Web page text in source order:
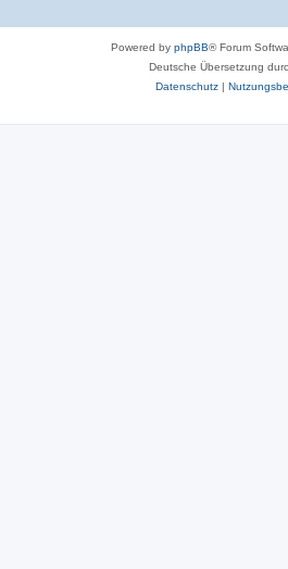
Powered by phpBB® Forum
Deutsche Übersetzung
Datenschutz|